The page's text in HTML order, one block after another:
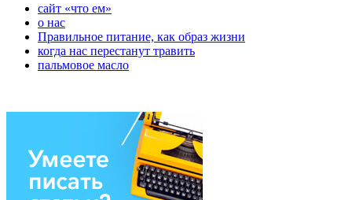
сайт «что ем»
о нас
Правильное питание, как образ жизни
когда нас перестанут травить
пальмовое масло